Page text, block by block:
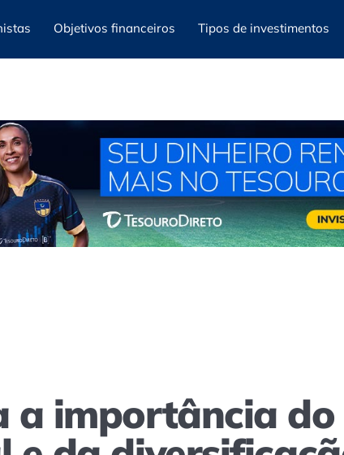
Objetivos financeiros Tipos de investimentos
a importância do